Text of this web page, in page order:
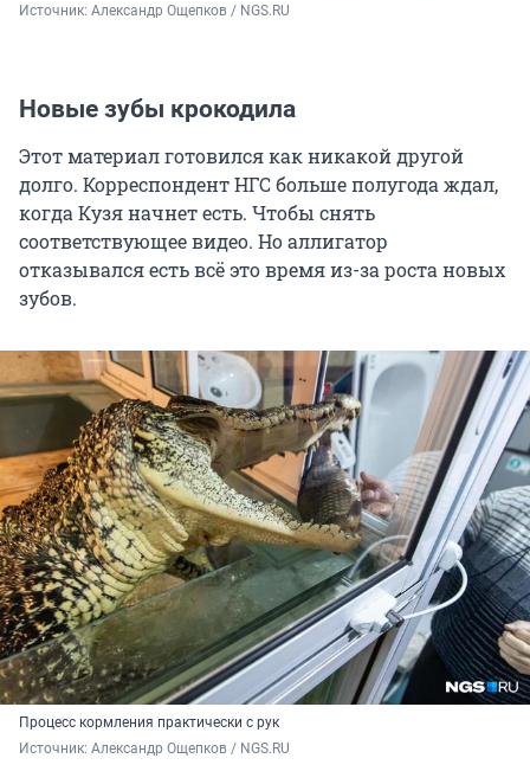
Источник: Александр Ощепков / NGS.RU
Новые зубы крокодила
Этот материал готовился как никакой другой
долго. Корреспондент НГС больше полугода ждал,
когда Кузя начнет есть. Чтобы снять
соответствующее видео. Но аллигатор
отказывался есть всё это время из-за роста новых
зубов.
Процесс кормления практически с рук
Источник: Александр Ощепков / NGS.RU